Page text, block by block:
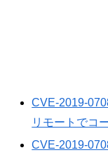
CVE-2019-
リモートでコ
CVE-2019-